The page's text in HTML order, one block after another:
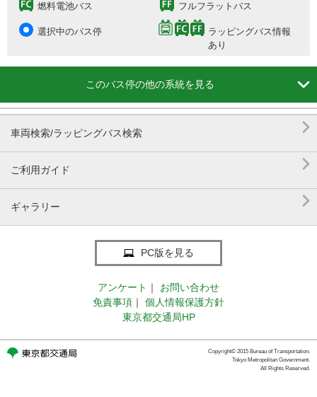
燃料電池バス フルフラットバス
選択中のバス停
ラッピングバス情報
あり
このバス停の他の系統を見る 
車両検索/ラッピングバス検索 
ご利用ガイド 
ギャラリー 
PC版を見る
アンケート ｜
お問い合わせ
免責事項 ｜
個人情報保護方針
東京都交通局HP
Copyright© 2015 Bureau of Transportation.
Tokyo Metropolitan Government.
All Rights Reserved.